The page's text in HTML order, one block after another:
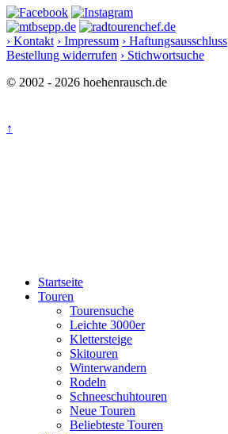
› Kontakt › Impressum › Haftungsausschluss
Bestellung widerrufen › Stichwortsuche
© 2002 - 2026 hoehenrausch.de
↑
Startseite
Touren
Tourensuche
Leichte 3000er
Klettersteige
Skitouren
Winterwandern
Rodeln
Schneeschuhtouren
Neue Touren
Beliebteste Touren